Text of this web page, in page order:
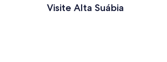
Visite Alta Suábia